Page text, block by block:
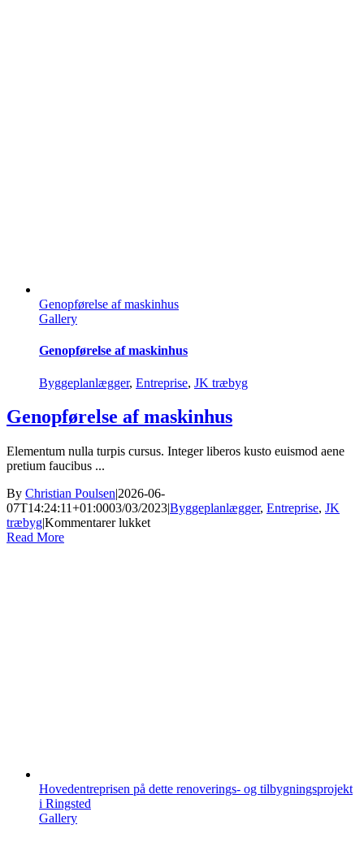
Genopførelse af maskinhus
Gallery
Genopførelse af maskinhus
Byggeplanlægger, Entreprise, JK træbyg
Genopførelse af maskinhus
Elementum nulla turpis cursus. Integer liberos kusto euismod aene
pretium faucibus ...
By Christian Poulsen|2026-06-
07T14:24:11+01:0003/03/2023|Byggeplanlægger, Entreprise, JK
træbyg|Kommentarer lukkettil
Read More
Hovedentreprisen på dette renoverings- og tilbygningsprojekt
i Ringsted
Gallery